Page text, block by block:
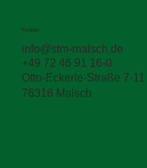
Zwischen den
die Haltbarkeit
Kontakt
info@stm-malsch.de
+49 72 46 91 16-0
Otto-Eckerle-Straße 7-11
76316 Malsch